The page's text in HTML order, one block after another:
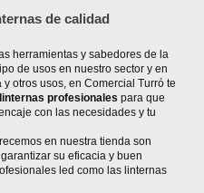
de calidad
herramientas y sabedores de la
de usos en nuestro sector y en
otros usos, en Comercial Turró te
linternas profesionalespara que
con las necesidades y tu
en nuestra tienda son
su eficacia y buen
led como las linternas